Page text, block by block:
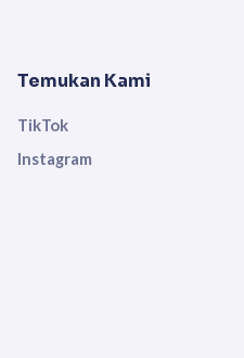
Temukan Kami
TikTok
Instagram